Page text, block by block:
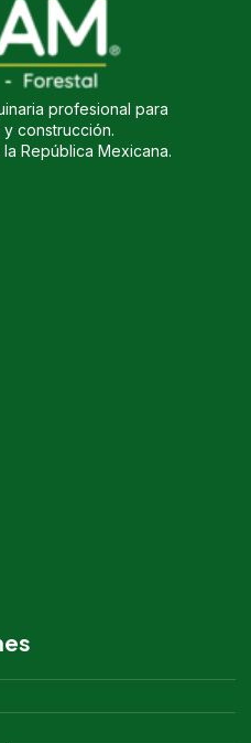
profesional para
construcción.
República Mexicana.